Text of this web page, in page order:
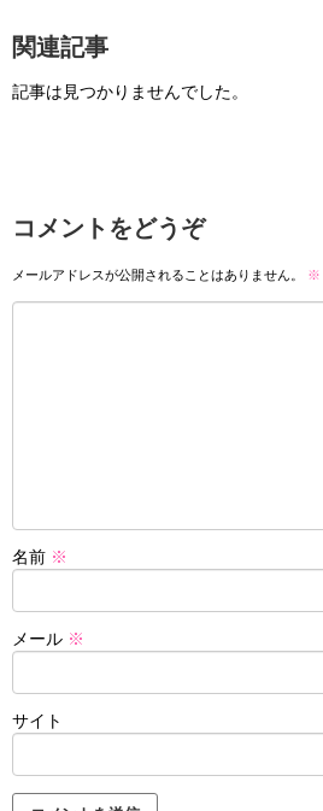
関連記事
記事は見つかりませんでした。
コメントをどうぞ
メールアドレスが公開されることはありません。 ※
名前 ※
メール ※
サイト